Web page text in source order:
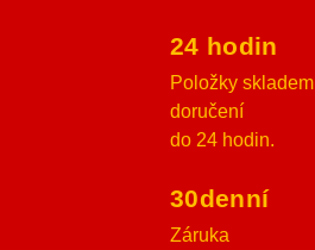
24 hodin
Položky skladem
doručení
do 24 hodin.
30denní
Záruka